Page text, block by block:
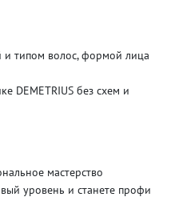
и типом волос, формой лица
DEMETRIUS без схем и
мастерство
уровень и станете профи